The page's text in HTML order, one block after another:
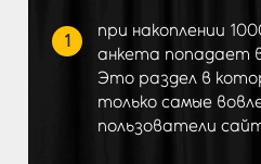
1
при накоплении
анкета попадает
Это раздел в
только самые
пользователи